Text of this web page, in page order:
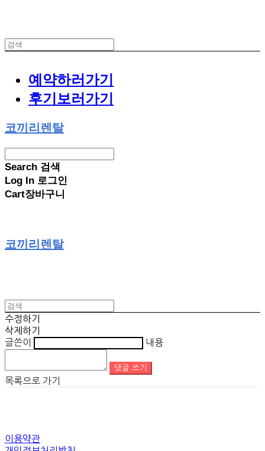
예약하러가기
후기보러가기
코끼리렌탈
Search 검색
Log In 로그인
Cart장바구니
코끼리렌탈
수정하기
삭제하기
글쓴이
내용
댓글 쓰기
목록으로 가기
이용약관